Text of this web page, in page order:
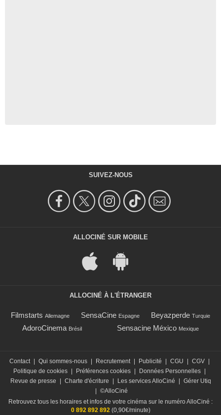
SUIVEZ-NOUS
ALLOCINÉ SUR MOBILE
ALLOCINÉ À L'ÉTRANGER
Filmstarts Allemagne SensaCine Espagne Beyazperde Turquie
AdoroCinema Brésil Sensacine México Mexique
Contact Qui sommes-nous Recrutement Publicité CGU CGV
Politique de cookies
Préférences cookies Données Personnelles
Revue de presse
Charte d'écriture Les services AlloCiné
Gérer Utiq
©AlloCiné
Retrouvez tous les horaires et infos de votre cinéma sur le numéro AlloCiné :
0 892 892 892(0,90€/minute)